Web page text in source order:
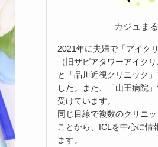
カジュまる
2021年に夫婦で「アイク
（旧サピアタワーアイク
と「品川近視クリニック
した。また、「山王病院
受けています。
同じ目線で複数のクリニ
ことから、ICLを中心に情
ます。